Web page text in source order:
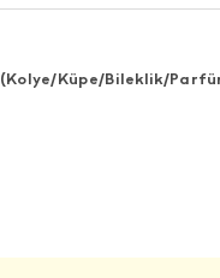
Küpe/Bileklik/